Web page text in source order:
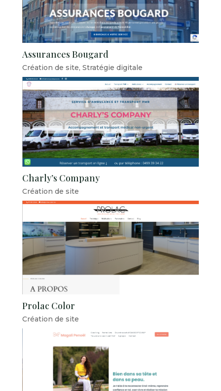
Assurances Bougard
Création de site, Stratégie digitale
Charly’s Company
Création de site
Prolac Color
Création de site